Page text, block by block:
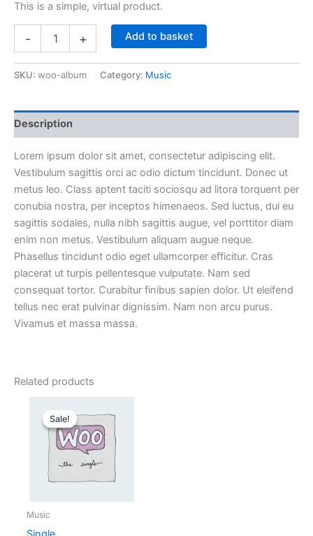
This is a simple, virtual product.
- + Add to basket
SKU: woo-album Category: Music
Description
Lorem ipsum dolor sit amet, consectetur adipiscing elit.
Vestibulum sagittis orci ac odio dictum tincidunt. Donec ut
metus leo. Class aptent taciti sociosqu ad litora torquent per
conubia nostra, per inceptos himenaeos. Sed luctus, dui eu
sagittis sodales, nulla nibh sagittis augue, vel porttitor diam
enim non metus. Vestibulum aliquam augue neque.
Phasellus tincidunt odio eget ullamcorper efficitur. Cras
placerat ut turpis pellentesque vulputate. Nam sed
consequat tortor. Curabitur finibus sapien dolor. Ut eleifend
tellus nec erat pulvinar dignissim. Nam non arcu purus.
Vivamus et massa massa.
Related products
Sale!
Sale!
Music
price
was:
3,00 kr..
price
is:
2,00 kr..